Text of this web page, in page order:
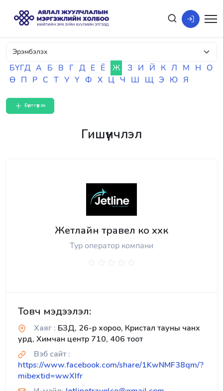
БҮГД А Б В Г Д Е Ё Ж З И Й К Л М Н О
Ө П Р С Т У Ү Ф Х Ц Ч Ш Щ Э Ю Я
Бүртгүүлэх
Гишүүнчлэл
Жетлайн травел ко ххк
Тур оператор компани
Товч мэдээлэл:
Хаяг : БЗД, 26-р хороо, Кристал тауны чанх
урд, Химчан центр 710, 406 тоот
Вэб сайт :
https://www.facebook.com/share/1KwNMF38qm/?
mibextid=wwXIfr